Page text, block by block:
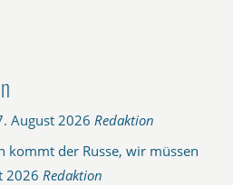
August 2026 Redaktion
kommt der Russe, wir müssen
2026 Redaktion